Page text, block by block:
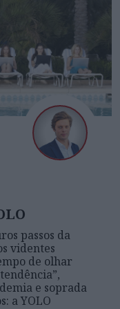
passos da
videntes
de olhar
e soprada
a YOLO